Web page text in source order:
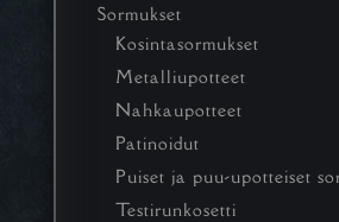
Sormukset
Kosintasormukset
Metalliupotteet
Nahkaupotteet
Patinoidut
Puiset ja puu-upotteiset
Testirunkosetti